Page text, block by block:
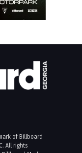
of Billboard
All rights